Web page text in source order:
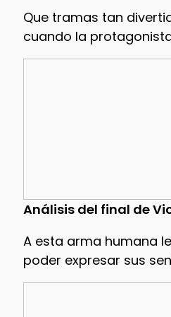
Que tramas tan
cuando la
Análisis del final de
A esta arma humana
poder expresar sus